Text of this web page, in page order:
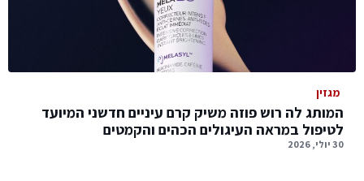
מגזין
המותג לה רוש פוזה משיק קרם עיניים חדשני המיועד
לטיפול במראה העיגולים הכהים והקמטים
30 יולי, 2026